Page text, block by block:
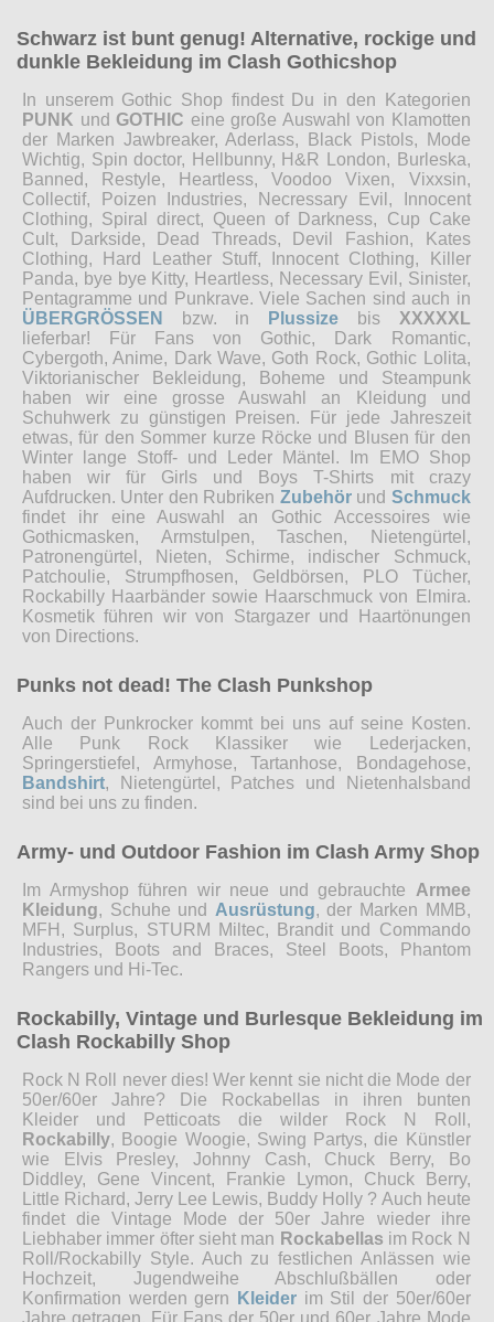
Schwarz ist bunt genug! Alternative, rockige und
dunkle Bekleidung im Clash Gothicshop
In unserem Gothic Shop findest Du in den Kategorien
PUNK und GOTHIC eine große Auswahl von Klamotten
der Marken Jawbreaker, Aderlass, Black Pistols, Mode
Wichtig, Spin doctor, Hellbunny, H&R London, Burleska,
Banned, Restyle, Heartless, Voodoo Vixen, Vixxsin,
Collectif, Poizen Industries, Necressary Evil, Innocent
Clothing, Spiral direct, Queen of Darkness, Cup Cake
Cult, Darkside, Dead Threads, Devil Fashion, Kates
Clothing, Hard Leather Stuff, Innocent Clothing, Killer
Panda, bye bye Kitty, Heartless, Necessary Evil, Sinister,
Pentagramme und Punkrave. Viele Sachen sind auch in
ÜBERGRÖSSEN
bzw. in Plussize bis XXXXXL
lieferbar! Für Fans von Gothic, Dark Romantic,
Cybergoth, Anime, Dark Wave, Goth Rock, Gothic Lolita,
Viktorianischer Bekleidung, Boheme und Steampunk
haben wir eine grosse Auswahl an Kleidung und
Schuhwerk zu günstigen Preisen. Für jede Jahreszeit
etwas, für den Sommer kurze Röcke und Blusen für den
Winter lange Stoff- und Leder Mäntel. Im EMO Shop
haben wir für Girls und Boys T-Shirts mit crazy
Aufdrucken. Unter den Rubriken Zubehörund Schmuck
findet ihr eine Auswahl an Gothic Accessoires wie
Gothicmasken, Armstulpen, Taschen, Nietengürtel,
Patronengürtel, Nieten, Schirme, indischer Schmuck,
Patchoulie, Strumpfhosen, Geldbörsen, PLO Tücher,
Rockabilly Haarbänder sowie Haarschmuck von Elmira.
Kosmetik führen wir von Stargazer und Haartönungen
von Directions.
Punks not dead! The Clash Punkshop
Auch der Punkrocker kommt bei uns auf seine Kosten.
Alle Punk Rock Klassiker wie Lederjacken,
Springerstiefel, Armyhose, Tartanhose, Bondagehose,
Bandshirt, Nietengürtel, Patches und Nietenhalsband
sind bei uns zu finden.
Army- und Outdoor Fashion im Clash Army Shop
Im Armyshop führen wir neue und gebrauchte Armee
Kleidung, Schuhe und Ausrüstung, der Marken MMB,
MFH, Surplus, STURM Miltec, Brandit und Commando
Industries, Boots and Braces, Steel Boots, Phantom
Rangers und Hi-Tec.
Rockabilly, Vintage und Burlesque Bekleidung im
Clash Rockabilly Shop
Rock N Roll never dies! Wer kennt sie nicht die Mode der
50er/60er Jahre? Die Rockabellas in ihren bunten
Kleider und Petticoats die wilder Rock N Roll,
Rockabilly, Boogie Woogie, Swing Partys, die Künstler
wie Elvis Presley, Johnny Cash, Chuck Berry, Bo
Diddley, Gene Vincent, Frankie Lymon, Chuck Berry,
Little Richard, Jerry Lee Lewis, Buddy Holly ? Auch heute
findet die Vintage Mode der 50er Jahre wieder ihre
Liebhaber immer öfter sieht man Rockabellas im Rock N
Roll/Rockabilly Style. Auch zu festlichen Anlässen wie
Hochzeit, Jugendweihe Abschlußbällen oder
Konfirmation werden gern
Kleiderim Stil der 50er/60er
Jahre getragen. Für Fans der 50er und 60er Jahre Mode